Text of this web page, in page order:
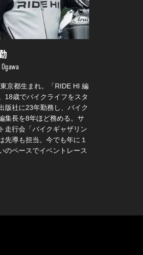
Ogawa
京都生まれ。「RIDE HI 編
18歳でバイクライフをスタ
版社に23年勤務し、バイク
集長を8年ほど務める。サ
走行会「バイクギャザリン
先導も担当。今でも年に１
のペースでイベントレース